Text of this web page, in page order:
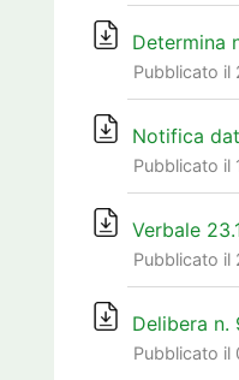
Determina
Pubblicato
Notifica
Pubblicato il
Verbale
Pubblicato il
Delibera n.
Pubblicato